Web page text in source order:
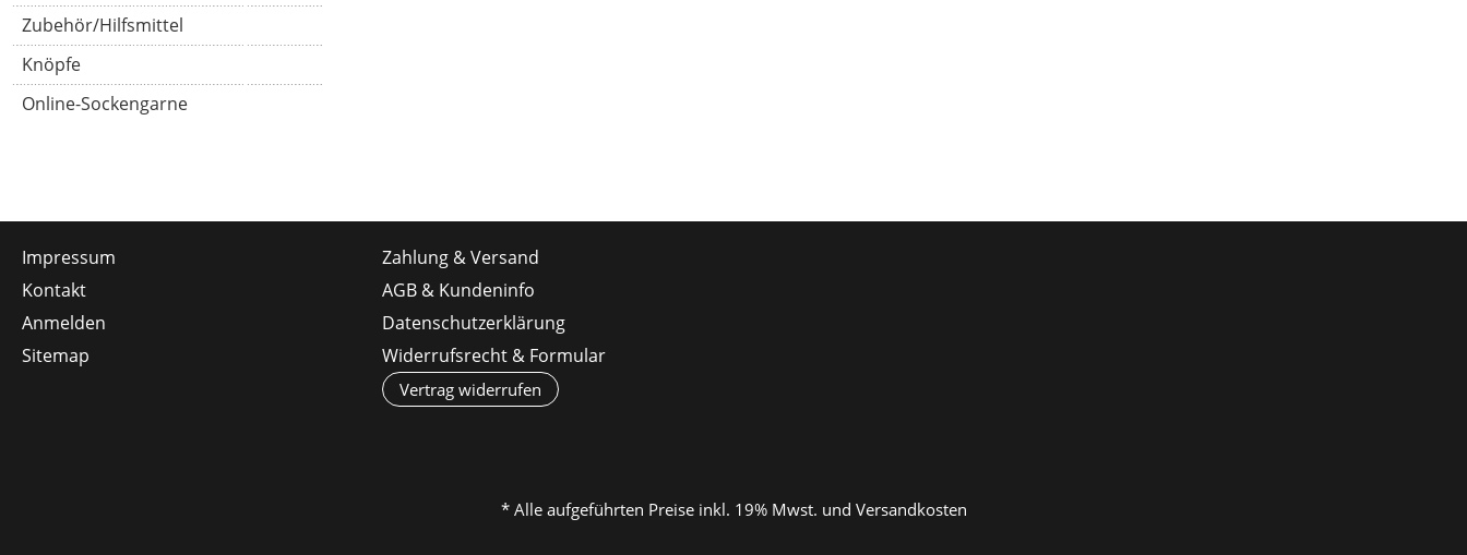
Zubehör/Hilfsmittel
Knöpfe
Online-Sockengarne
Impressum
Kontakt
Anmelden
Sitemap
Zahlung & Versand
AGB & Kundeninfo
Datenschutzerklärung
Widerrufsrecht & Formular
Vertrag widerrufen
* Alle aufgeführten Preise inkl. 19% Mwst. und Versandkosten